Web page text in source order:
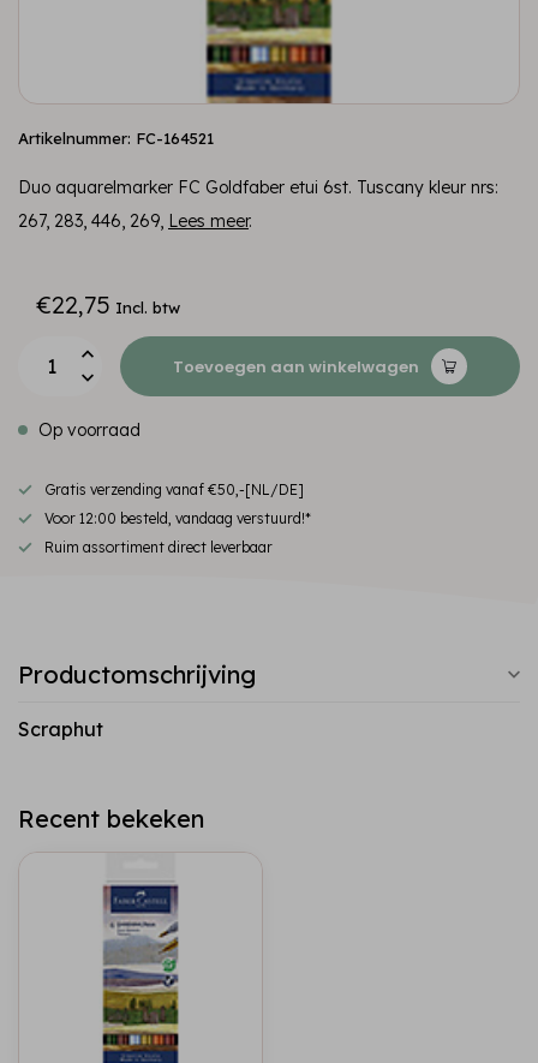
Artikelnummer: FC-164521
Duo aquarelmarker FC Goldfaber etui 6st. Tuscany kleur nrs:
267, 283, 446, 269, Lees meer.
€22,75 Incl. btw
Toevoegen aan winkelwagen
Op voorraad
Gratis verzending vanaf €50,-[NL/DE]
Voor 12:00 besteld, vandaag verstuurd!*
Ruim assortiment direct leverbaar
Productomschrijving
Scraphut
Recent bekeken